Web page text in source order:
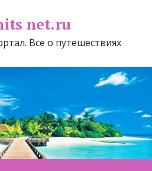
net.ru
Все о путешествиях